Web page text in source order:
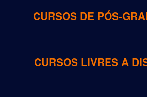
CURSOS DE PÓS-
CURSOS LIVRES A